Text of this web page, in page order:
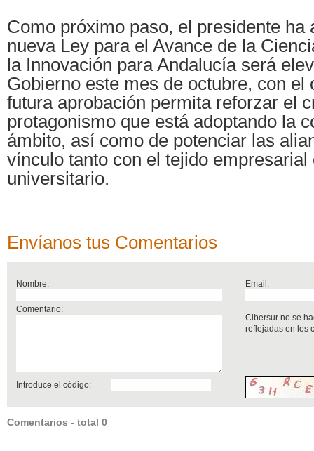
Como próximo paso, el presidente ha
nueva Ley para el Avance de la
la Innovación para Andalucía será
Gobierno este mes de octubre, con el
futura aprobación permita reforzar el
protagonismo que está adoptando la
ámbito, así como de potenciar las
vínculo tanto con el tejido empresarial
universitario.
Envíanos tus Comentarios
Nombre: Email:
Comentario:
Cibersur no se
reflejadas en los
Introduce el código:
Comentarios - total 0